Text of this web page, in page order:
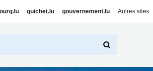
guichet.lu gouvernement.lu Autres sites